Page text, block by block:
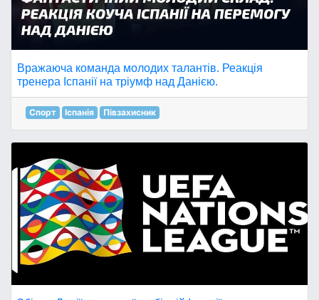
Вражаюча команда молодих талантів. Реакція
тренера Іспанії на тріумф над Данією.
Спорт Іспанія Півзахисник